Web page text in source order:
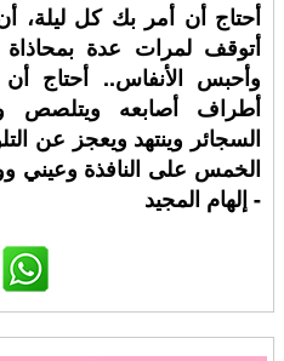
أحتاج أن أمر بك كل
أتوقف لمرات عدة
وأحبس الأنفاس.. أحتاج
أطراف أصابعه
السجائر وينتهد ويعجز عن
الخمس على النافذة
- إلهام المجيد